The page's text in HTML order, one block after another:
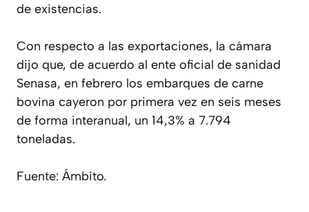
de existencias.
Con respecto a las exportaciones, la cámara
dijo que, de acuerdo al ente oficial de sanidad
Senasa, en febrero los embarques de carne
bovina cayeron por primera vez en seis meses
de forma interanual, un 14,3% a 7.794
toneladas.
Fuente: Ámbito.